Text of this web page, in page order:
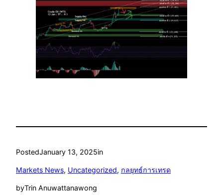
PostedJanuary 13, 2025in
Markets News, Uncategorized, กลยุทธ์การเทรด
byTrin Anuwattanawong